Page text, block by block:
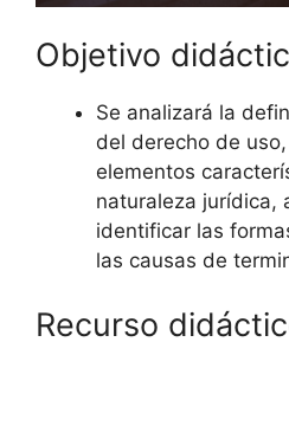
Objetivo
Se analizará la
del derecho de
elementos
naturaleza jurídica,
identificar las
las causas de
Recurso